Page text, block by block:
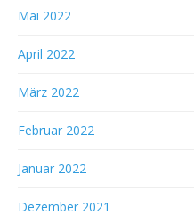
Mai 2022
April 2022
März 2022
Februar 2022
Januar 2022
Dezember 2021